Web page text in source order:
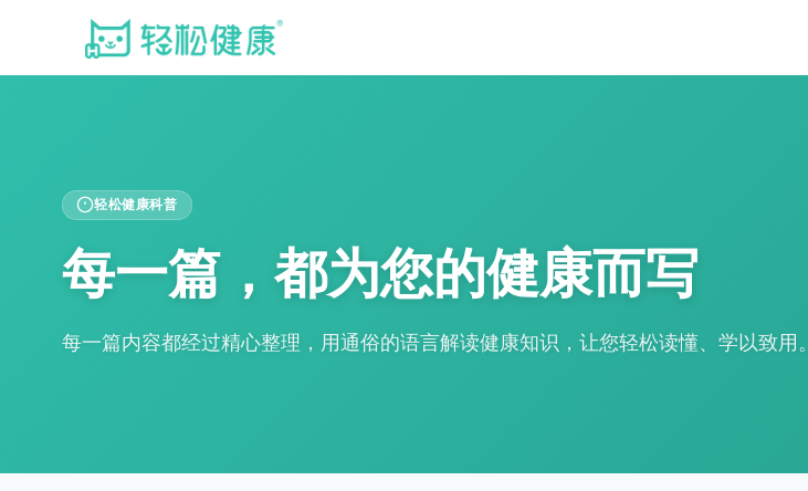
轻松健康科普
每一篇，都为您的健康而写
每一篇内容都经过精心整理，用通俗的语言解读健康知识，让您轻松读懂、学以致用。